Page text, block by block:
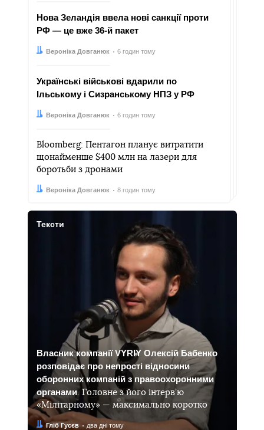
Нова Зеландія ввела нові санкції проти
РФ — це вже 36-й пакет
Автор:
Вероніка Довганюк
Дата: 6 годин тому
Українські військові вдарили по
Ільському і Сизранському НПЗ у РФ
Автор:
Вероніка Довганюк
Дата: 6 годин тому
Bloomberg: Пентагон планує витратити
щонайменше $400 млн на лазери для
боротьби з дронами
Автор:
Вероніка Довганюк
Дата: 8 годин тому
Тексти
Власник компанії VYRIY Олексій Бабенко
розповідає про непрості відносини
оборонних компаній з правоохоронними
органами. Головне з його інтерв’ю
«Мілітарному» — максимально коротко
Автор:
Гліб Гусєв
Дата: два дні тому